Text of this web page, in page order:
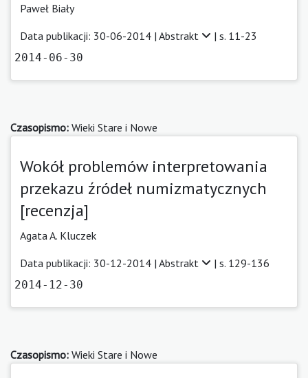
Paweł Biały
Data publikacji: 30-06-2014 | Abstrakt | s. 11-23
2014-06-30
Czasopismo: Wieki Stare i Nowe
Wokół problemów interpretowania
przekazu źródeł numizmatycznych
[recenzja]
Agata A. Kluczek
Data publikacji: 30-12-2014 | Abstrakt | s. 129-136
2014-12-30
Czasopismo: Wieki Stare i Nowe